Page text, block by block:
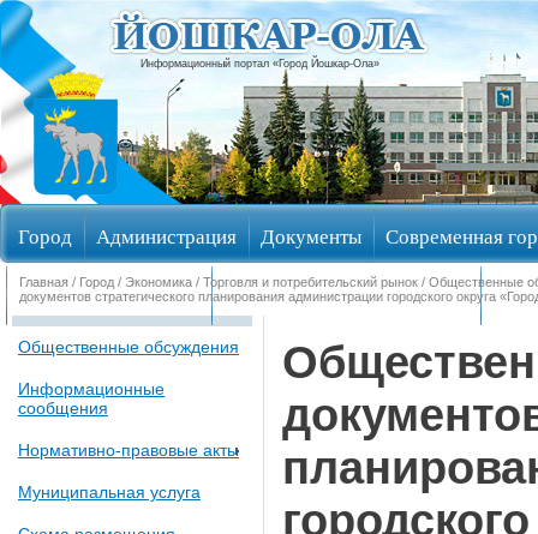
Информационный портал «Город Йошкар-Ола»
Город Администрация Документы Современная
Обращения граждан Общественные обсуждения
Главная / Город / Экономика / Торговля и потребительский рынок / Общественные
документов стратегического планирования администрации городского округа
Общественные обсуждения
Информационные
сообщения
Нормативно-правовые акты
Муниципальная услуга